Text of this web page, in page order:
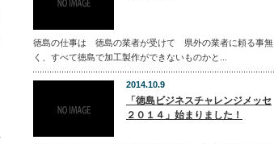
徳島の仕事は 徳島の業者が受けて 県外の業者に頼る事無
く、すべて徳島で加工製作ができないものかと...
2014.10.9
「徳島ビジネスチャレンジメッセ
２０１４」始まりました！